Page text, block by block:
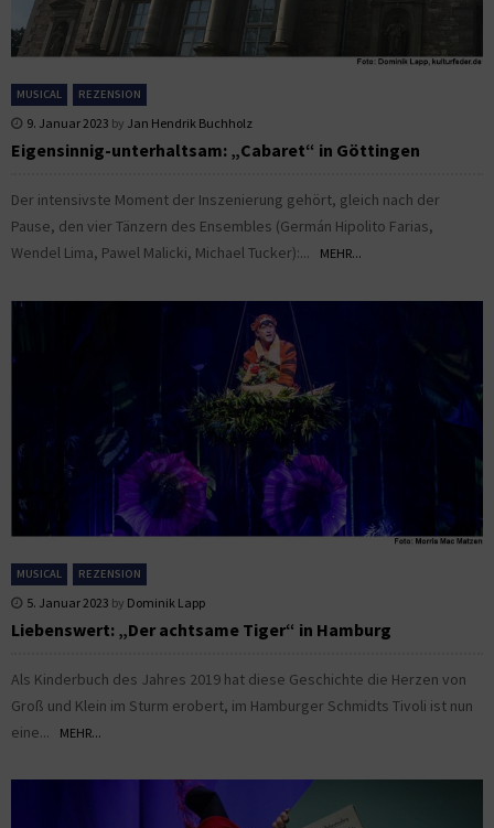
MUSICAL REZENSION
9. Januar 2023 by Jan Hendrik Buchholz
Eigensinnig-unterhaltsam: „Cabaret“ in Göttingen
Der intensivste Moment der Inszenierung gehört, gleich nach der
Pause, den vier Tänzern des Ensembles (Germán Hipolito Farias,
Wendel Lima, Pawel Malicki, Michael Tucker):...
MEHR...
MUSICAL REZENSION
5. Januar 2023 by Dominik Lapp
Liebenswert: „Der achtsame Tiger“ in Hamburg
Als Kinderbuch des Jahres 2019 hat diese Geschichte die Herzen von
Groß und Klein im Sturm erobert, im Hamburger Schmidts Tivoli ist nun
eine...
MEHR...